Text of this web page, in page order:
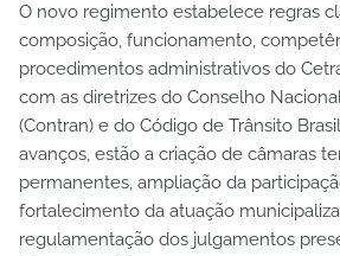
O novo regimento estabelece regras
composição, funcionamento,
procedimentos administrativos do
com as diretrizes do Conselho
(Contran) e do Código de Trânsito
avanços, estão a criação de câmaras
permanentes, ampliação da
fortalecimento da atuação
regulamentação dos julgamentos